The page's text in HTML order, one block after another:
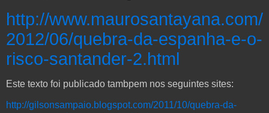
http://www.maurosantayana.com/
2012/06/quebra-da-espanha-e-o-
risco-santander-2.html
Este texto foi publicado tambpem nos seguintes sites:
http://gilsonsampaio.blogspot.com/2011/10/quebra-da-